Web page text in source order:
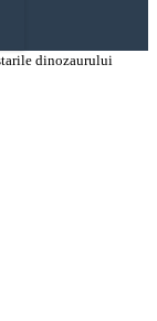
dinozaurului